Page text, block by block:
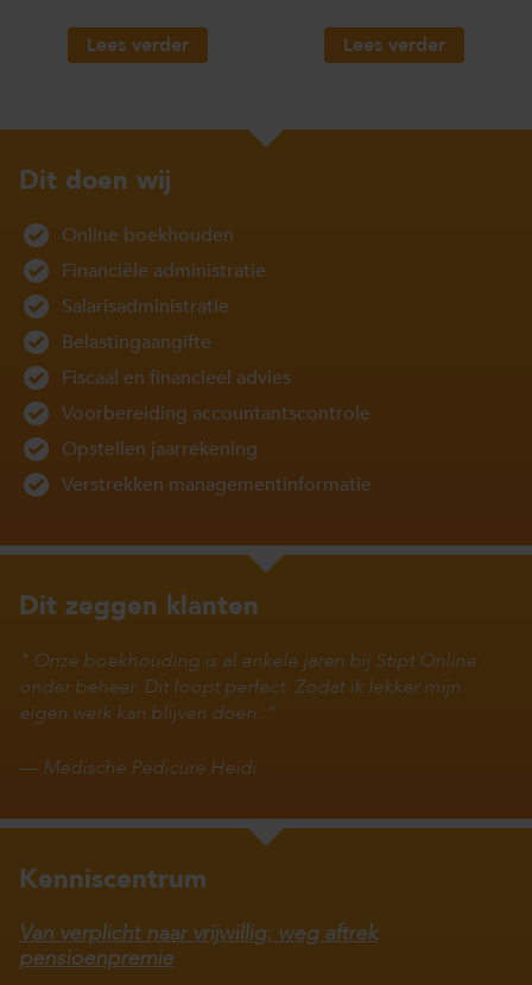
Lees verder Lees verder
Dit doen wij
Online boekhouden
Financiële administratie
Salarisadministratie
Belastingaangifte
Fiscaal en financieel advies
Voorbereiding accountantscontrole
Opstellen jaarrekening
Verstrekken managementinformatie
Dit zeggen klanten
Onze boekhouding is al enkele jaren bij Stipt Online
onder beheer. Dit loopt perfect. Zodat ik lekker mijn
eigen werk kan blijven doen.
— Medische Pedicure Heidi
Kenniscentrum
Van verplicht naar vrijwillig: weg aftrek
pensioenpremie